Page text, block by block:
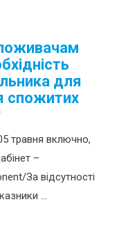
для
спожитих
травня включно,
–
За відсутності
...